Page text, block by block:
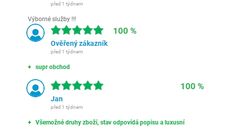
před 1 týdnem
Výborné služby !!!
100 %
Ověřený zákazník
před 1 týdnem
supr obchod
100 %
Jan
před 1 týdnem
Všemožné druhy zboží, stav odpovídá popisu a luxusní